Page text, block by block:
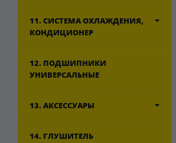
11. СИСТЕМА ОХЛАЖДЕНИЯ,
КОНДИЦИОНЕР
12. ПОДШИПНИКИ
УНИВЕРСАЛЬНЫЕ
13. АКСЕССУАРЫ
14. ГЛУШИТЕЛЬ